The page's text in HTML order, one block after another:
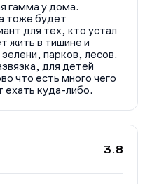
гамма у дома.
тоже будет
для тех, кто устал
жить в тишине и
парков, лесов.
для детей
что есть много чего
ехать куда-либо.
3.8